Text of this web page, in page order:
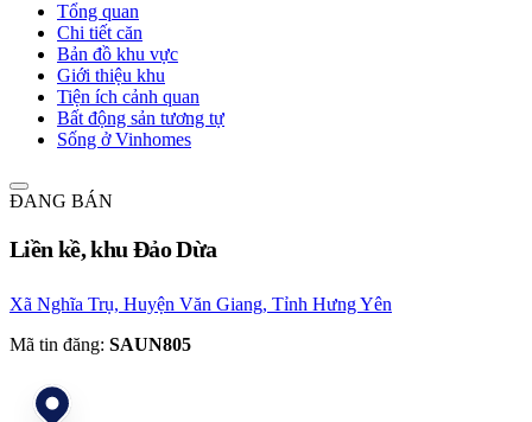
Tổng quan
Chi tiết căn
Bản đồ khu vực
Giới thiệu khu
Tiện ích cảnh quan
Bất động sản tương tự
Sống ở Vinhomes
ĐANG BÁN
Liền kề, khu Đảo Dừa
Xã Nghĩa Trụ, Huyện Văn Giang, Tỉnh Hưng Yên
Mã tin đăng: SAUN805